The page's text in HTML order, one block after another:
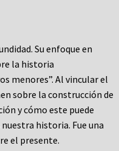
Su enfoque en
la historia
menores”. Al vincular el
sobre la construcción de
y cómo este puede
historia. Fue una
el presente.